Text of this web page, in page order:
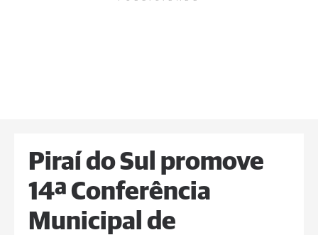
Piraí do Sul promove
14ª Conferência
Municipal de